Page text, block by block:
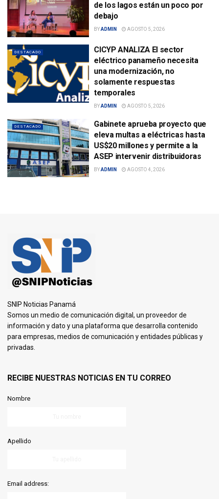
de los lagos están un poco por
debajo
BYADMIN AGOSTO 5, 2026
DESTACADO
CICYP ANALIZA El sector
eléctrico panameño necesita
una modernización, no
solamente respuestas
temporales
BYADMIN AGOSTO 5, 2026
DESTACADO
Gabinete aprueba proyecto que
eleva multas a eléctricas hasta
US$20 millones y permite a la
ASEP intervenir distribuidoras
BYADMIN AGOSTO 4, 2026
SNIP Noticias Panamá
Somos un medio de comunicación digital, un proveedor de
información y dato y una plataforma que desarrolla contenido
para empresas, medios de comunicación y entidades públicas y
privadas.
RECIBE NUESTRAS NOTICIAS EN TU CORREO
Nombre
Apellido
Email address: